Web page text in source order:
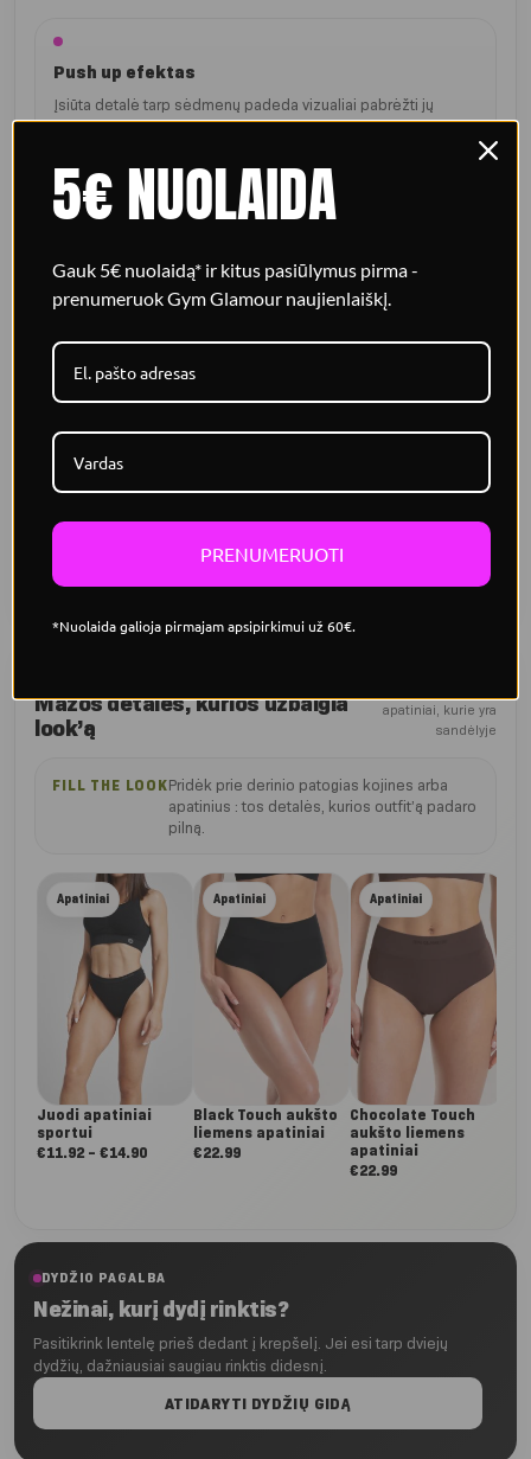
Push up efektas
Įsiūta detalė tarp sėdmenų padeda vizualiai pabrėžti jų
formą.
Storesnis audinys
komforto ir užtikrintumo.
Tvirtas juosmuo
Elastingas juosmuo stabiliai priglunda ir optiškai paryškina
Patogus ilgis
Ilgesnis modelis tinka tiek intensyviai treniruotei, tiek aktyviai
Mažos detalės, kurios užbaigia
look’ą
apatiniai, kurie yra
sandėlyje
FILL THE LOOKPridėk prie derinio patogias kojines arba
apatinius : tos detalės, kurios outfit’ą padaro
pilną.
Apatiniai
Juodi apatiniai
sportui
€11.92 – €14.90Nuo:
Apatiniai
Black Touch aukšto
liemens apatiniai
€22.99
Apatiniai
Chocolate Touch
aukšto liemens
apatiniai
€22.99
DYDŽIO PAGALBA
Nežinai, kurį dydį rinktis?
Pasitikrink lentelę prieš dedant į krepšelį. Jei esi tarp dviejų
dydžių, dažniausiai saugiau rinktis didesnį.
ATIDARYTI DYDŽIŲ GIDĄ
5€ NUOLAIDA
Gauk 5€ nuolaidą* ir kitus pasiūlymus pirma -
prenumeruok Gym Glamour naujienlaiškį.
PRENUMERUOTI
*Nuolaida galioja pirmajam apsipirkimui už 60€.